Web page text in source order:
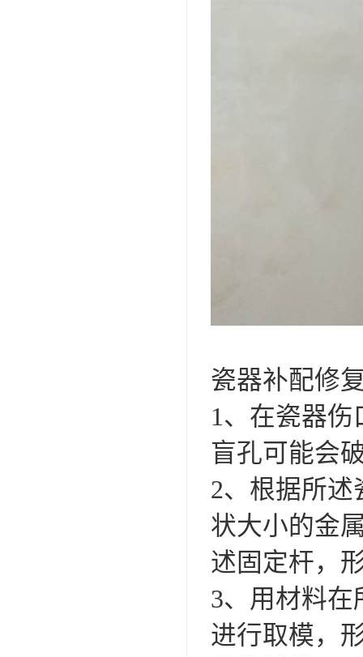
瓷器补配修
1、在瓷器伤
盲孔可能会
2、根据所
状大小的金
述固定杆，
3、用材料
进行取模，